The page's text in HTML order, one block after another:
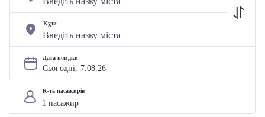
Куди
Дата поїздки
Сьогодні, 7.08.26
К-ть пасажирів